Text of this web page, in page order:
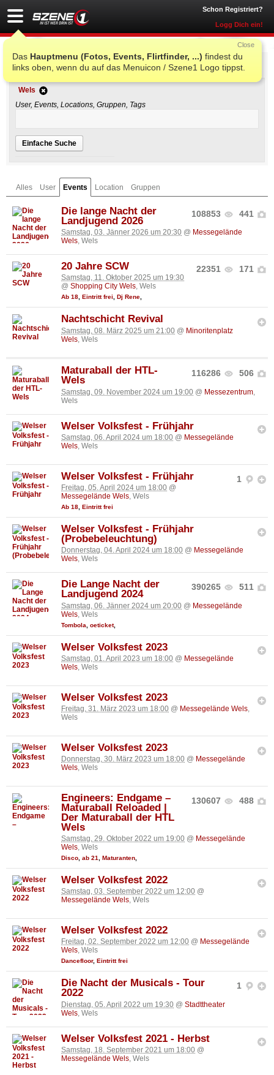
Schon Registriert?
Logg Dich ein!
Das Hauptmenu (Fotos, Events, Flirtfinder, ...) findest du
links oben, wenn du auf das Menuicon / Szene1 Logo tippst.
Close
Einfache Suche
Wels
User, Events, Locations, Gruppen, Tags
Einfache Suche
Alles User Events Location Gruppen
108853 441
Die lange Nacht der
Landjugend 2026
Samstag, 03. Jänner 2026 um 20:30 @ Messegelände
Wels, Wels
22351 171
20 Jahre SCW
Samstag, 11. Oktober 2025 um 19:30
@ Shopping City Wels, Wels
Ab 18, Eintritt frei, Dj Rene,
Nachtschicht Revival
Samstag, 08. März 2025 um 21:00 @ Minoritenplatz
Wels , Wels
116286 506
Maturaball der HTL-
Wels
Samstag, 09. November 2024 um 19:00 @ Messezentrum
Wels
Welser Volksfest - Frühjahr
Samstag, 06. April 2024 um 18:00 @ Messegelände
Wels, Wels
1
Welser Volksfest - Frühjahr
Freitag, 05. April 2024 um 18:00 @
Messegelände Wels, Wels
Ab 18 Eintritt frei
Welser Volksfest - Frühjahr
(Probebeleuchtung)
Donnerstag, 04. April 2024 um 18:00 @ Messegelände
Wels, Wels
390265 511
Die Lange Nacht der
Landjugend 2024
Samstag, 06. Jänner 2024 um 20:00 @ Messegelände
Wels , Wels
Tombola oeticket,
Welser Volksfest 2023
Samstag, 01. April 2023 um 18:00 @ Messegelände
Wels, Wels
Welser Volksfest 2023
Freitag, 31. März 2023 um 18:00 @ Messegelände Wels,
Wels
Welser Volksfest 2023
Donnerstag, 30. März 2023 um 18:00 @ Messegelände
Wels, Wels
130607 488
Engineers: Endgame –
Maturaball Reloaded |
Der Maturaball der HTL
Wels
Samstag, 29. Oktober 2022 um 19:00 @ Messegelände
Wels, Wels
Disco ab 21 Maturanten
Welser Volksfest 2022
Samstag, 03. September 2022 um 12:00 @
Messegelände Wels, Wels
Welser Volksfest 2022
Freitag, 02. September 2022 um 12:00 @ Messegelände
Wels, Wels
Dancefloor, Eintritt frei
1
Die Nacht der Musicals - Tour
2022
Dienstag, 05. April 2022 um 19:30 @ Stadttheater
Wels , Wels
Welser Volksfest 2021 - Herbst
Samstag, 18. September 2021 um 18:00 @
Messegelände Wels, Wels